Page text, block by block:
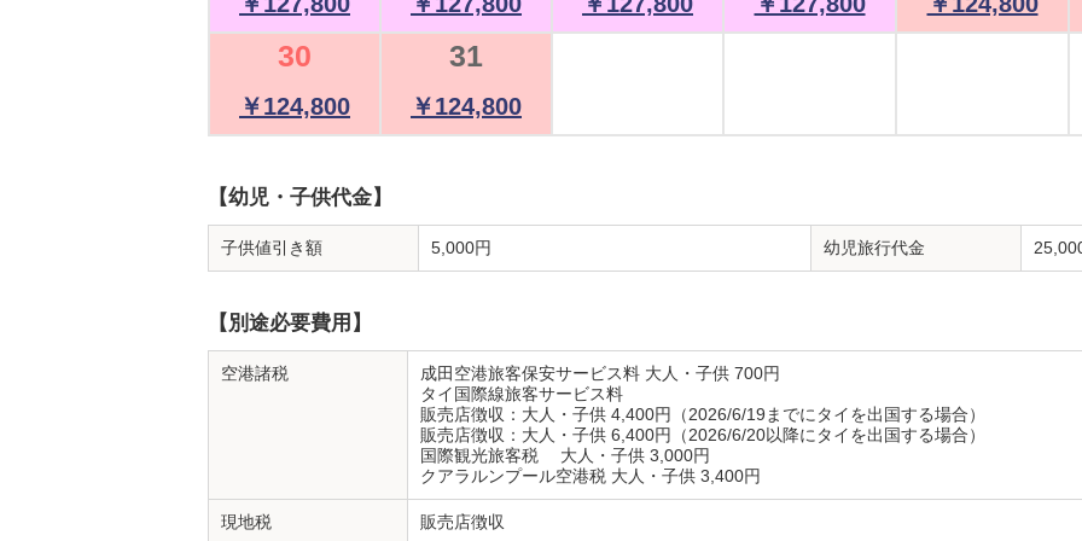
30
￥124,800
31
￥124,800
【幼児・子供代金】
子供値引き額 5,000円 幼児旅行代金
【別途必要費用】
空港諸税 成田空港旅客保安サービス料 大人・子供 700円
タイ国際線旅客サービス料
販売店徴収：大人・子供 4,400円（2026/6/19までにタイを出国する場合）
販売店徴収：大人・子供 6,400円（2026/6/20以降にタイを出国する場合）
国際観光旅客税
大人・子供 3,000円
クアラルンプール空港税 大人・子供 3,400円
現地税 販売店徴収